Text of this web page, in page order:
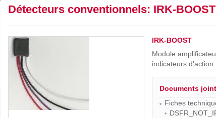
Détecteurs conventionnels: IRK-BOOST
IRK-BOOST
Module
indicateurs d'action
Documents
Fiches